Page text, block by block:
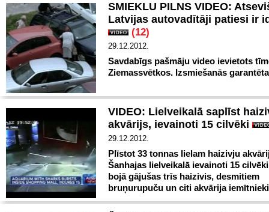
SMIEKLU PILNS VIDEO:
Latvijas autovadītāji patiesi ir
(12)
29.12.2012.
Savdabīgs pašmāju video ievietots
Ziemassvētkos. Izsmiešanās
VIDEO: Lielveikalā saplīst
akvārijs, ievainoti 15 cilvēki
29.12.2012.
Plīstot 33 tonnas lielam haizivju
Šanhajas lielveikalā ievainoti 15
bojā gājušas trīs haizivis, desmitiem
bruņurupuču un citi akvārija